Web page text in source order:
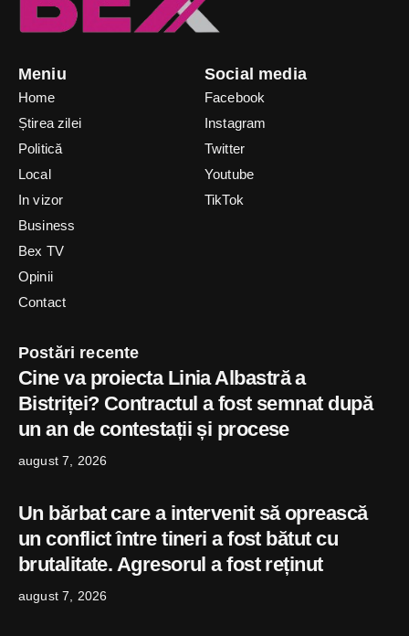
Meniu
Home
Știrea zilei
Politică
Local
In vizor
Business
Bex TV
Opinii
Contact
Social media
Facebook
Instagram
Twitter
Youtube
TikTok
Postări recente
Cine va proiecta Linia Albastră a
Bistriței? Contractul a fost semnat după
un an de contestații și procese
august 7, 2026
Un bărbat care a intervenit să oprească
un conflict între tineri a fost bătut cu
brutalitate. Agresorul a fost reținut
august 7, 2026